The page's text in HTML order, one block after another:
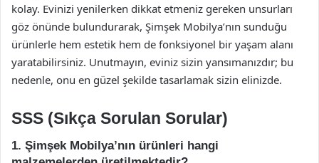
kolay. Evinizi yenilerken dikkat etmeniz gereken unsurları
göz önünde bulundurarak, Şimşek Mobilya’nın sunduğu
ürünlerle hem estetik hem de fonksiyonel bir yaşam alanı
yaratabilirsiniz. Unutmayın, eviniz sizin yansımanızdır; bu
nedenle, onu en güzel şekilde tasarlamak sizin elinizde.
SSS (Sıkça Sorulan Sorular)
1. Şimşek Mobilya’nın ürünleri hangi